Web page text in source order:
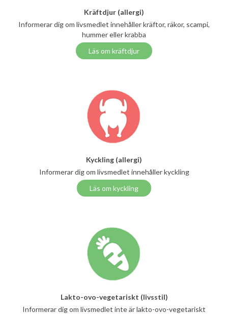
Kräftdjur (allergi)
Informerar dig om livsmedlet innehåller kräftor, räkor, scampi,
hummer eller krabba
Läs om kräftdjur
Kyckling (allergi)
Informerar dig om livsmedlet innehåller kyckling
Läs om kyckling
Lakto-ovo-vegetariskt (livsstil)
Informerar dig om livsmedlet inte är lakto-ovo-vegetariskt